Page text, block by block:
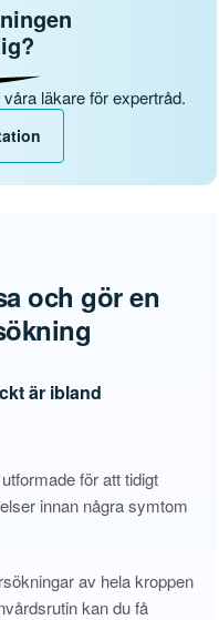
läkare för expertråd.
och gör en
är ibland
för att tidigt
innan några symtom
av hela kroppen
kan du få